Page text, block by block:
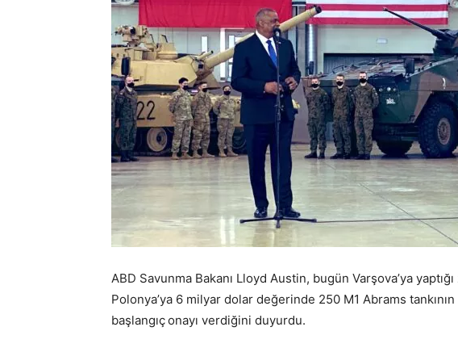
ABD Savunma Bakanı Lloyd Austin, bugün Varşova’ya yaptığı
Polonya’ya 6 milyar dolar değerinde 250 M1 Abrams
başlangıçonayı verdiğini duyurdu.